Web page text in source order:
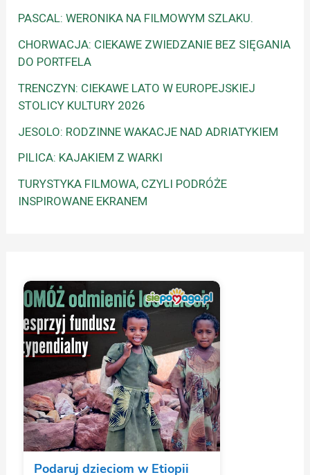
PASCAL: WERONIKA NA FILMOWYM SZLAKU.
CHORWACJA: CIEKAWE ZWIEDZANIE BEZ SIĘGANIA
DO PORTFELA
TRENCZYN: CIEKAWE LATO W EUROPEJSKIEJ
STOLICY KULTURY 2026
JESOLO: RODZINNE WAKACJE NAD ADRIATYKIEM
PILICA: KAJAKIEM Z WARKI
TURYSTYKA FILMOWA, CZYLI PODRÓŻE
INSPIROWANE EKRANEM